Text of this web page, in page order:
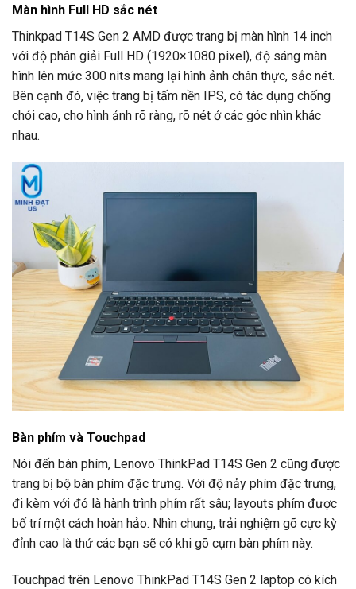
Màn hình Full HD sắc nét
Thinkpad T14S Gen 2 AMD được trang bị màn hình 14 inch
với độ phân giải Full HD (1920×1080 pixel), độ sáng màn
hình lên mức 300 nits mang lại hình ảnh chân thực, sắc nét.
Bên cạnh đó, việc trang bị tấm nền IPS, có tác dụng chống
chói cao, cho hình ảnh rõ ràng, rõ nét ở các góc nhìn khác
nhau.
Bàn phím và Touchpad
Nói đến bàn phím, Lenovo ThinkPad T14S Gen 2 cũng được
trang bị bộ bàn phím đặc trưng. Với độ nảy phím đặc trưng,
đi kèm với đó là hành trình phím rất sâu; layouts phím được
bố trí một cách hoàn hảo. Nhìn chung, trải nghiệm gõ cực kỳ
đỉnh cao là thứ các bạn sẽ có khi gõ cụm bàn phím này.
Touchpad trên Lenovo ThinkPad T14S Gen 2 laptop có kích